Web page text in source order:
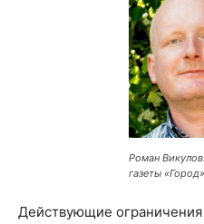
Роман
газеты «Город»
Действующие ограничения